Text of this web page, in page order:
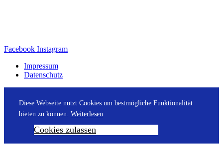
Facebook Instagram
Impressum
Datenschutz
Diese Webseite nutzt Cookies um bestmögliche Funktionalität
bieten zu können. Weiterlesen
Cookies zulassen